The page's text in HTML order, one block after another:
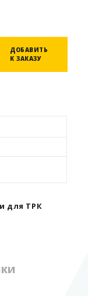
ДОБАВИТЬ
К ЗАКАЗУ
для ТРК